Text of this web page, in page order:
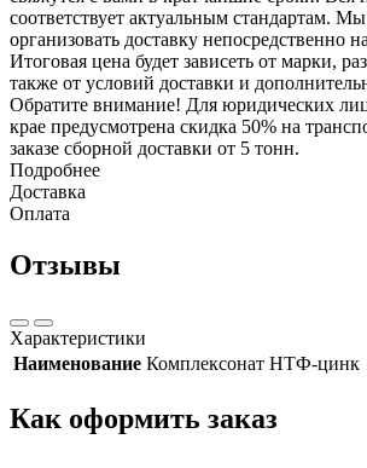
соответствует актуальным стандартам.
организовать доставку непосредственно
Итоговая цена будет зависеть от марки,
также от условий доставки и
Обратите внимание! Для юридических
крае предусмотрена скидка 50% на
заказе сборной доставки от 5 тонн.
Подробнее
Доставка
Оплата
Отзывы
Характеристики
Наименование Комплексонат НТФ-цинк
Как оформить заказ